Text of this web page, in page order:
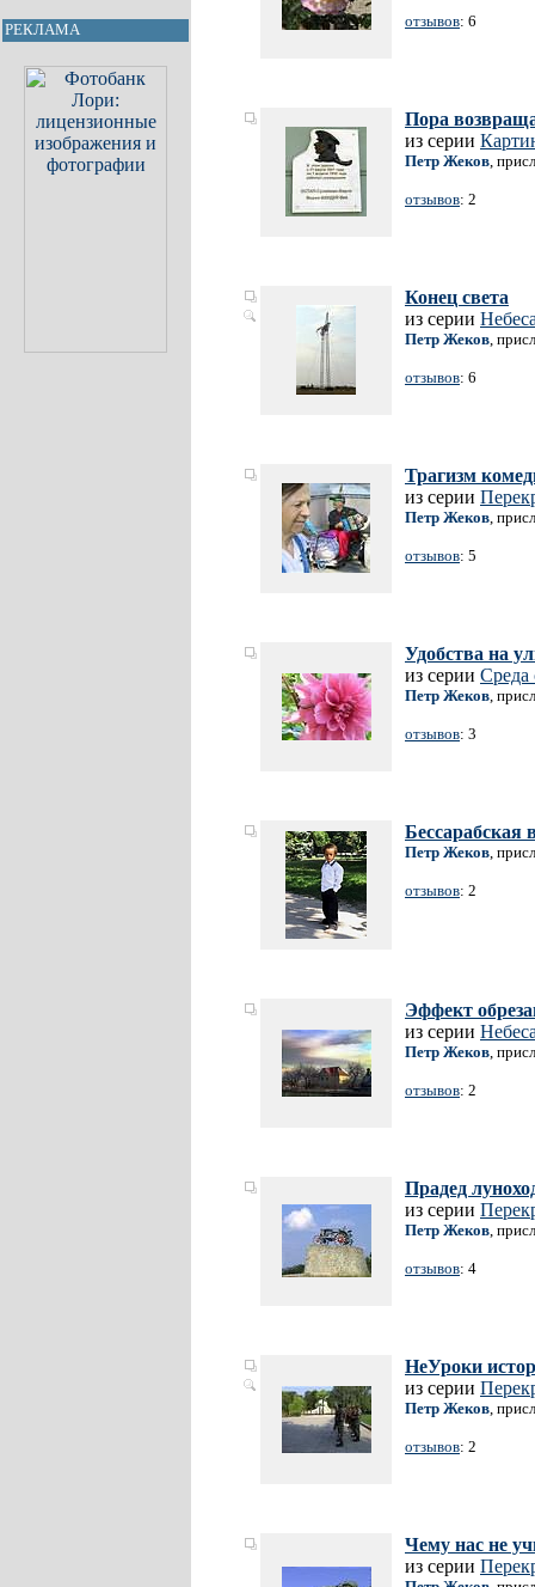
РЕКЛАМА отзывов: 6
Пора
из серии
Петр Жеков,
отзывов: 2
Конец света
из серии
Петр Жеков,
отзывов: 6
Трагизм
из серии
Петр Жеков,
отзывов: 5
Удобства на
из серии Среда
Петр Жеков,
отзывов: 3
Бессарабская
Петр Жеков,
отзывов: 2
Эффект
из серии
Петр Жеков,
отзывов: 2
Прадед
из серии
Петр Жеков,
отзывов: 4
НеУроки
из серии
Петр Жеков,
отзывов: 2
Чему нас не
из серии